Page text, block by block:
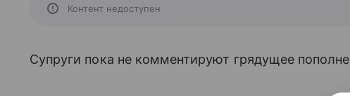
Контент недоступен
Супруги пока не комментируют грядущее